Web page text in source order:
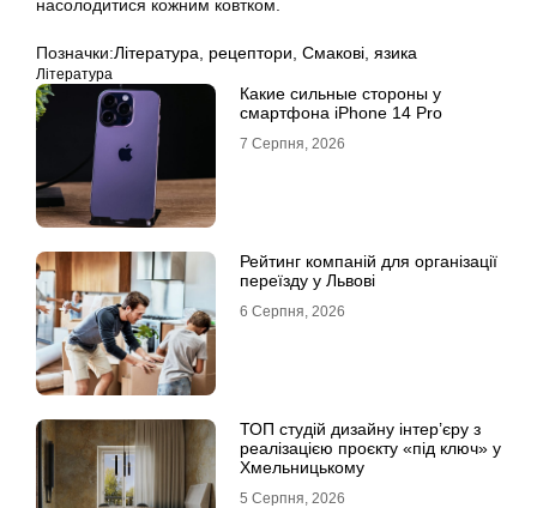
насолодитися кожним ковтком.
Позначки:Література рецептори Смакові язика
Література
Какие сильные стороны у
смартфона iPhone 14 Pro
7 Серпня, 2026
Рейтинг компаній для організації
переїзду у Львові
6 Серпня, 2026
ТОП студій дизайну інтер’єру з
реалізацією проєкту «під ключ» у
Хмельницькому
5 Серпня, 2026